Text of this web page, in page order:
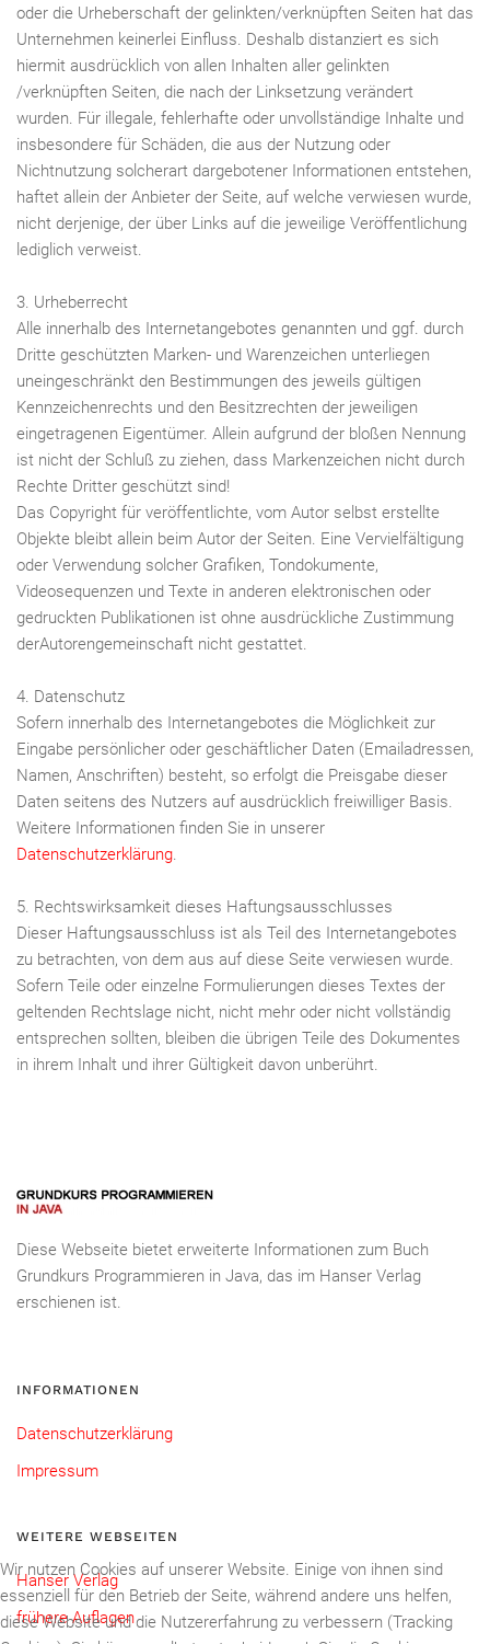
oder die Urheberschaft der gelinkten/verknüpften Seiten hat das
Unternehmen keinerlei Einfluss. Deshalb distanziert es sich
hiermit ausdrücklich von allen Inhalten aller gelinkten
/verknüpften Seiten, die nach der Linksetzung verändert
wurden. Für illegale, fehlerhafte oder unvollständige Inhalte und
insbesondere für Schäden, die aus der Nutzung oder
Nichtnutzung solcherart dargebotener Informationen entstehen,
haftet allein der Anbieter der Seite, auf welche verwiesen wurde,
nicht derjenige, der über Links auf die jeweilige Veröffentlichung
lediglich verweist.
3. Urheberrecht
Alle innerhalb des Internetangebotes genannten und ggf. durch
Dritte geschützten Marken- und Warenzeichen unterliegen
uneingeschränkt den Bestimmungen des jeweils gültigen
Kennzeichenrechts und den Besitzrechten der jeweiligen
eingetragenen Eigentümer. Allein aufgrund der bloßen Nennung
ist nicht der Schluß zu ziehen, dass Markenzeichen nicht durch
Rechte Dritter geschützt sind!
Das Copyright für veröffentlichte, vom Autor selbst erstellte
Objekte bleibt allein beim Autor der Seiten. Eine Vervielfältigung
oder Verwendung solcher Grafiken, Tondokumente,
Videosequenzen und Texte in anderen elektronischen oder
gedruckten Publikationen ist ohne ausdrückliche Zustimmung
derAutorengemeinschaft nicht gestattet.
4. Datenschutz
Sofern innerhalb des Internetangebotes die Möglichkeit zur
Eingabe persönlicher oder geschäftlicher Daten (Emailadressen,
Namen, Anschriften) besteht, so erfolgt die Preisgabe dieser
Daten seitens des Nutzers auf ausdrücklich freiwilliger Basis.
Weitere Informationen finden Sie in unserer
Datenschutzerklärung.
5. Rechtswirksamkeit dieses Haftungsausschlusses
Dieser Haftungsausschluss ist als Teil des Internetangebotes
zu betrachten, von dem aus auf diese Seite verwiesen wurde.
Sofern Teile oder einzelne Formulierungen dieses Textes der
geltenden Rechtslage nicht, nicht mehr oder nicht vollständig
entsprechen sollten, bleiben die übrigen Teile des Dokumentes
in ihrem Inhalt und ihrer Gültigkeit davon unberührt.
Diese Webseite bietet erweiterte Informationen zum Buch
Grundkurs Programmieren in Java, das im Hanser Verlag
erschienen ist.
INFORMATIONEN
Datenschutzerklärung
Impressum
WEITERE WEBSEITEN
Hanser Verlag
frühere Auflagen
Wir nutzen Cookies auf unserer Website. Einige von ihnen sind
essenziell für den Betrieb der Seite, während andere uns helfen,
diese Website und die Nutzererfahrung zu verbessern (Tracking